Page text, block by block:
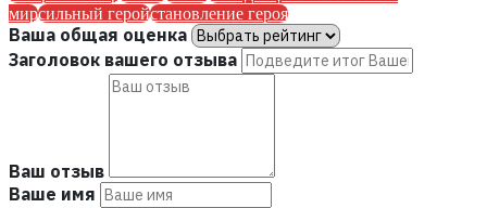
мирсильный геройстановление героя
Ваша общая оценка
Заголовок вашего отзыва
Ваш отзыв
Ваше имя